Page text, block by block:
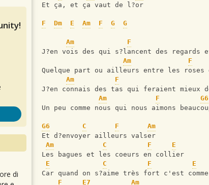
Et ça, et ça vaut de l?or
F Dm E Am F G G
Am F
J?en vois des qui s?lancent des
Am
F
Quelque part ou ailleurs entre les roses
Am
F
J?en connais des tas qui feraient mieux
Am
F
G6
Un peu comme nous qui nous aimons
G6 C F
Am
Et d?envoyer ailleurs valser
Am
C F
E
Les bagues et les coeurs en collier
E
C F E
Car quand on s?aime très fort c'est
F
E7
Am
di